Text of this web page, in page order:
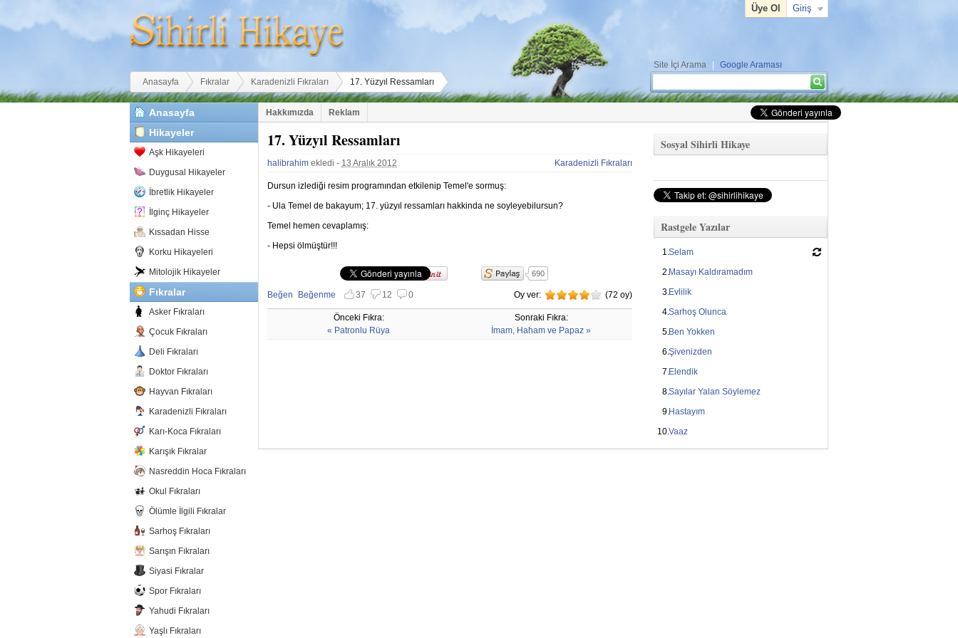
Buradasınız
Anasayfa Fıkralar Karadenizli Fıkraları 17. Yüzyıl Ressamları
Üye Ol Giriş
Site İçi Arama Google Araması
Arama formu
Anasayfa
Hikayeler
Aşk Hikayeleri
Duygusal Hikayeler
İbretlik Hikayeler
İlginç Hikayeler
Kıssadan Hisse
Korku Hikayeleri
Mitolojik Hikayeler
Fıkralar
Asker Fıkraları
Çocuk Fıkraları
Deli Fıkraları
Doktor Fıkraları
Hayvan Fıkraları
Karadenizli Fıkraları
Karı-Koca Fıkraları
Karışık Fıkralar
Nasreddin Hoca Fıkraları
Okul Fıkraları
Ölümle İlgili Fıkralar
Sarhoş Fıkraları
Sarışın Fıkraları
Siyasi Fıkralar
Spor Fıkraları
Yahudi Fıkraları
Yaşlı Fıkraları
Hakkımızda Reklam
17. Yüzyıl Ressamları
halibrahim ekledi - 13 Aralık 2012 Karadenizli Fıkraları
Dursun izlediği resim programından etkilenip Temel'e sormuş:
- Ula Temel de bakayum; 17. yüzyıl ressamları hakkinda ne soyleyebilursun?
Temel hemen cevaplamış:
- Hepsi ölmüştür!!!
690
Oy ver: 4
(72 oy)
Beğen
Beğenmekten vazgeç
Beğenme
Beğenmemekten vazgeç
37 12 0
Önceki Fıkra:
« Patronlu Rüya
Sonraki Fıkra:
İmam, Haham ve Papaz »
Sosyal Sihirli Hikaye
Rastgele Yazılar
Selam
Masayı Kaldıramadım
Evlilik
Sarhoş Olunca
Ben Yokken
Şivenizden
Elendik
Sayılar Yalan Söylemez
Hastayım
Vaaz